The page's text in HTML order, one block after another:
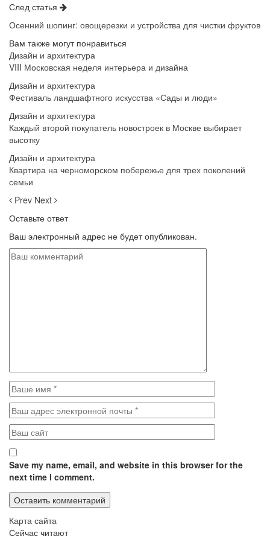
След статья
Осенний шопинг: овощерезки и устройства для чистки фруктов
Вам также могут понравиться
Дизайн и архитектура
VIII Московская неделя интерьера и дизайна
Дизайн и архитектура
Фестиваль ландшафтного искусства «Сады и люди»
Дизайн и архитектура
Каждый второй покупатель новостроек в Москве выбирает
высотку
Дизайн и архитектура
Квартира на черноморском побережье для трех поколений
семьи
Prev Next
Оставьте ответ
Ваш электронный адрес не будет опубликован.
Save my name, email, and website in this browser for the
next time I comment.
Карта сайта
Сейчас читают